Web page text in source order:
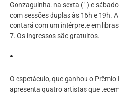
Gonzaguinha, na sexta (1) e
com sessões duplas às 16h e 19h.
contará com um intérprete em
7. Os ingressos são gratuitos.
O espetáculo, que ganhou o Prêmio
apresenta quatro artistas que